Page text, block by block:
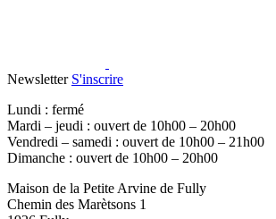
Newsletter S'inscrire
Lundi : fermé
Mardi – jeudi : ouvert de 10h00 – 20h00
Vendredi – samedi : ouvert de 10h00 – 21h00
Dimanche : ouvert de 10h00 – 20h00
Maison de la Petite Arvine de Fully
Chemin des Marètsons 1